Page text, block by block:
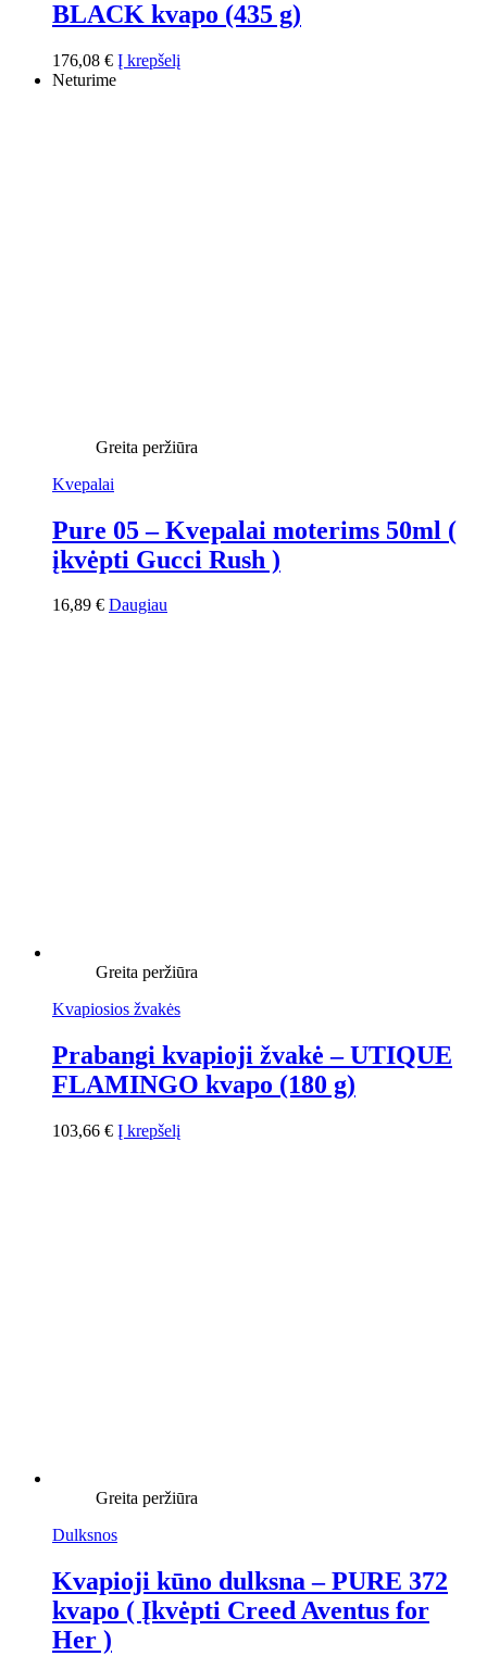
BLACK kvapo (435 g)
176,08 € Į krepšelį
Neturime
Greita peržiūra
Kvepalai
Pure 05 – Kvepalai moterims 50ml (
įkvėpti Gucci Rush )
16,89 € Daugiau
Greita peržiūra
Kvapiosios žvakės
Prabangi kvapioji žvakė – UTIQUE
FLAMINGO kvapo (180 g)
103,66 € Į krepšelį
Greita peržiūra
Dulksnos
Kvapioji kūno dulksna – PURE 372
kvapo ( Įkvėpti Creed Aventus for
Her )